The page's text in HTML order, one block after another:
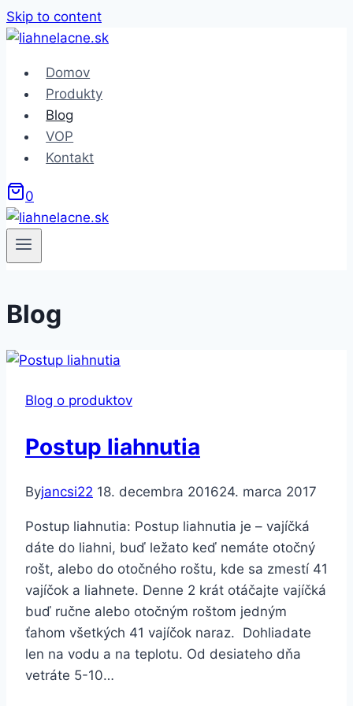
Skip to content
Domov
Produkty
Blog
VOP
Kontakt
0
Blog
Blog o produktov
Postup liahnutia
Byjancsi22 18. decembra 201624. marca 2017
Postup liahnutia: Postup liahnutia je – vajíčká
dáte do liahni, buď ležato keď nemáte otočný
rošt, alebo do otočného roštu, kde sa zmestí 41
vajíčok a liahnete. Denne 2 krát otáčajte vajíčká
buď ručne alebo otočným roštom jedným
ťahom všetkých 41 vajíčok naraz. Dohliadate
len na vodu a na teplotu. Od desiateho dňa
vetráte 5-10…